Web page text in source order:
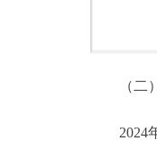
（二
2024